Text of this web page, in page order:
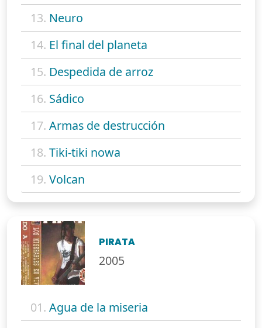
13. Neuro
14. El final del planeta
15. Despedida de arroz
16. Sádico
17. Armas de destrucción
18. Tiki-tiki nowa
19. Volcan
PIRATA
2005
01. Agua de la miseria